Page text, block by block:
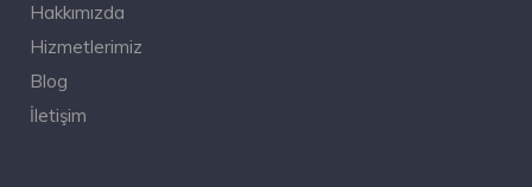
Hakkımızda
Hizmetlerimiz
Blog
İletişim